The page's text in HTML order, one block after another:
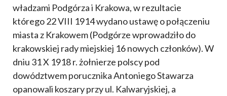
władzami Podgórza i Krakowa, w rezultacie
którego 22 VIII 1914 wydano ustawę o połączeniu
miasta z Krakowem (Podgórze wprowadziło do
krakowskiej rady miejskiej 16 nowych członków). W
dniu 31 X 1918 r. żołnierze polscy pod
dowództwem porucznika Antoniego Stawarza
opanowali koszary przy ul. Kalwaryjskiej, a